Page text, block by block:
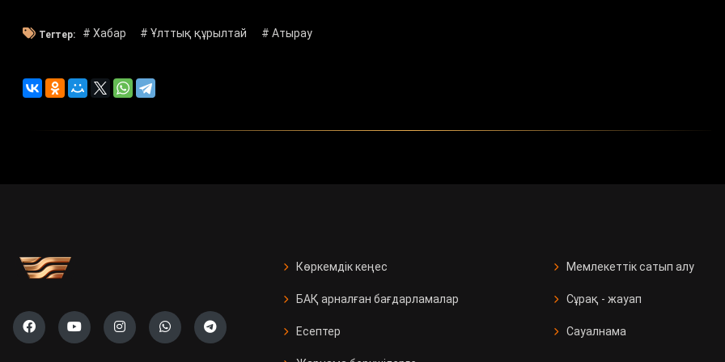
Тегтер: # Хабар # Ұлттық құрылтай # Атырау
Көркемдік кеңес
БАҚ арналған бағдарламалар
Есептер
Мемлекеттік сатып алу
Сұрақ - жауап
Сауалнама